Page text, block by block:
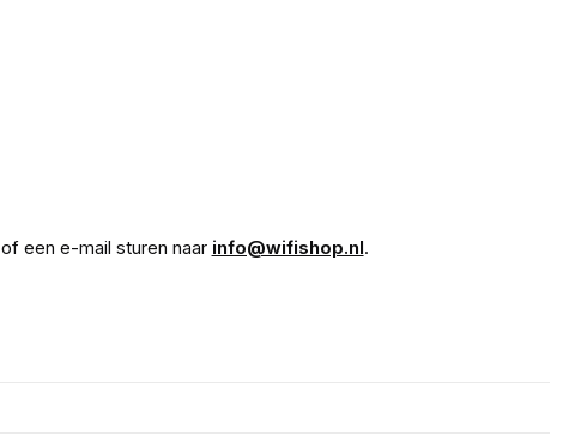
of een e-mail sturen naar info@wifishop.nl.